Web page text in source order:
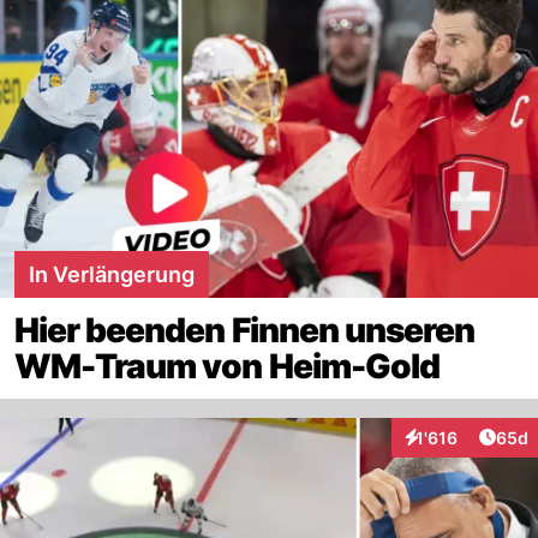
In Verlängerung
Hier beenden Finnen unseren
WM-Traum von Heim-Gold
1'616
Interaktionen65d